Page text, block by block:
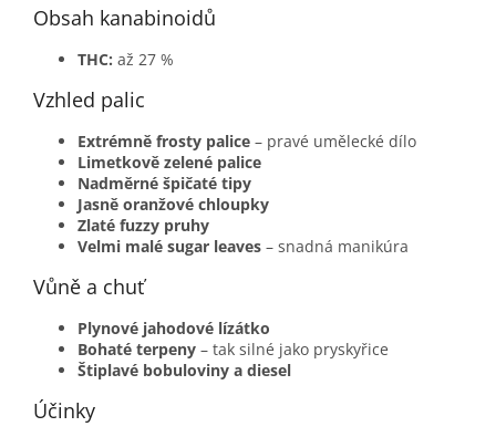
Obsah kanabinoidů
THC: až 27 %
Vzhled palic
Extrémně frosty palice – pravé umělecké dílo
Limetkově zelené palice
Nadměrné špičaté tipy
Jasně oranžové chloupky
Zlaté fuzzy pruhy
Velmi malé sugar leaves – snadná manikúra
Vůně a chuť
Plynové jahodové lízátko
Bohaté terpeny – tak silné jako pryskyřice
Štiplavé bobuloviny a diesel
Účinky